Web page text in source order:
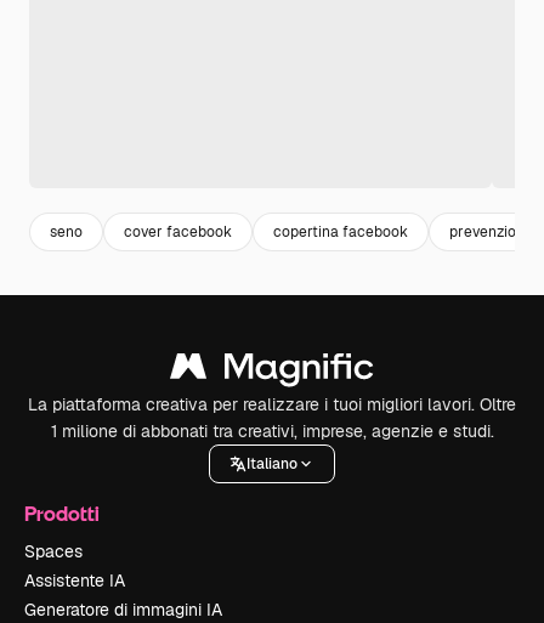
seno cover facebook copertina facebook prevenzione
La piattaforma creativa per realizzare i tuoi migliori lavori. Oltre
1 milione di abbonati tra creativi, imprese, agenzie e studi.
Italiano
Prodotti
Spaces
Assistente IA
Generatore di immagini IA